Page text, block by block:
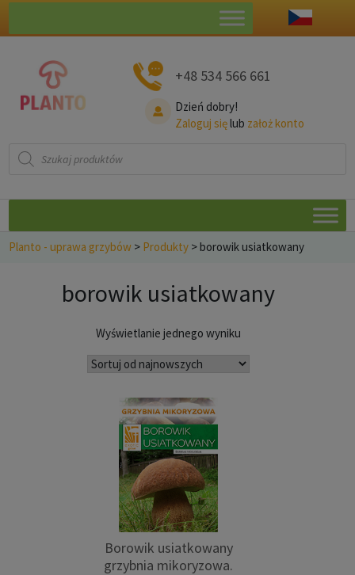
+48 534 566 661
Dzień dobry!
Zaloguj sięlub założ konto
Wyszukiwarka
produktów
Planto - uprawa grzybów > Produkty >borowik usiatkowany
borowik usiatkowany
Wyświetlanie jednego wyniku
Borowik usiatkowany
grzybnia mikoryzowa.